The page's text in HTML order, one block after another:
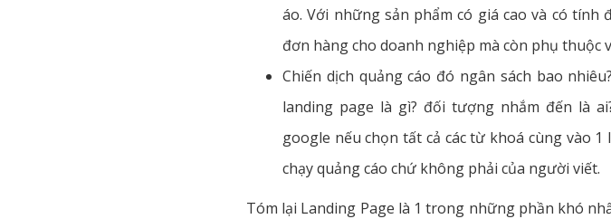
áo. Với những sản phẩm có giá cao và có
đơn hàng cho doanh nghiệp mà còn phụ thuộc
Chiến dịch quảng cáo đó ngân sách bao
landing page là gì? đối tượng nhắm đến là
google nếu chọn tất cả các từ khoá cùng vào
chạy quảng cáo chứ không phải của người viết.
Tóm lại Landing Page là 1 trong những phần khó